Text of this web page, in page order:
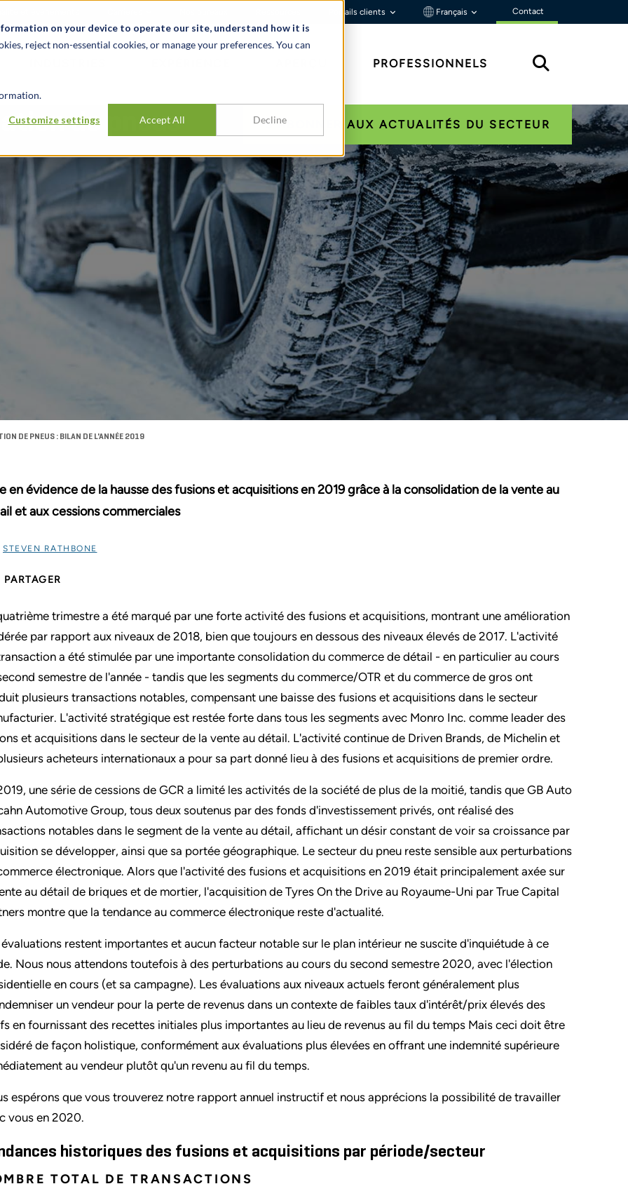
on your device to operate our site, understand how it is
reject non-essential cookies, or manage your preferences. You can
Customize settings Accept All Decline
Portails clients Français Contact
PROFESSIONNELS
de pneus S'ABONNER AUX ACTUALITÉS DU SECTEUR
DE PNEUS : BILAN DE L'ANNÉE 2019
en évidence de la hausse des fusions et acquisitions en 2019 grâce à la consolidation de la vente au
et aux cessions commerciales
STEVEN RATHBONE
PARTAGER
trimestre a été marqué par une forte activité des fusions et acquisitions, montrant une amélioration
par rapport aux niveaux de 2018, bien que toujours en dessous des niveaux élevés de 2017. L'activité
a été stimulée par une importante consolidation du commerce de détail - en particulier au cours
semestre de l'année - tandis que les segments du commerce/OTR et du commerce de gros ont
plusieurs transactions notables, compensant une baisse des fusions et acquisitions dans le secteur
L'activité stratégique est restée forte dans tous les segments avec Monro Inc. comme leader des
et acquisitions dans le secteur de la vente au détail. L'activité continue de Driven Brands, de Michelin et
acheteurs internationaux a pour sa part donné lieu à des fusions et acquisitions de premier ordre.
une série de cessions de GCR a limité les activités de la société de plus de la moitié, tandis que GB Auto
Automotive Group, tous deux soutenus par des fonds d'investissement privés, ont réalisé des
notables dans le segment de la vente au détail, affichant un désir constant de voir sa croissance par
se développer, ainsi que sa portée géographique. Le secteur du pneu reste sensible aux perturbations
électronique. Alors que l'activité des fusions et acquisitions en 2019 était principalement axée sur
au détail de briques et de mortier, l'acquisition de Tyres On the Drive au Royaume-Uni par True Capital
montre que la tendance au commerce électronique reste d'actualité.
évaluations restent importantes et aucun facteur notable sur le plan intérieur ne suscite d'inquiétude à ce
Nous nous attendons toutefois à des perturbations au cours du second semestre 2020, avec l'élection
en cours (et sa campagne). Les évaluations aux niveaux actuels feront généralement plus
un vendeur pour la perte de revenus dans un contexte de faibles taux d'intérêt/prix élevés des
en fournissant des recettes initiales plus importantes au lieu de revenus au fil du temps Mais ceci doit être
de façon holistique, conformément aux évaluations plus élevées en offrant une indemnité supérieure
au vendeur plutôt qu'un revenu au fil du temps.
espérons que vous trouverez notre rapport annuel instructif et nous apprécions la possibilité de travailler
vous en 2020.
historiques des fusions et acquisitions par période/secteur
TOTAL DE TRANSACTIONS